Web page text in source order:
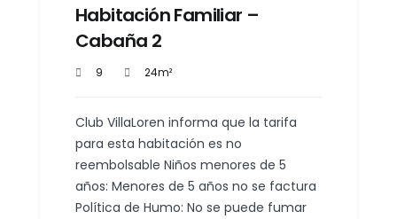
Habitación Familiar –
Cabaña 2
9 24m²
Club VillaLoren informa que la tarifa
para esta habitación es no
reembolsable Niños menores de 5
años: Menores de 5 años no se factura
Política de Humo: No se puede fumar